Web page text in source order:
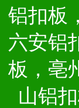
铝扣板
六安铝
板，亳
山铝